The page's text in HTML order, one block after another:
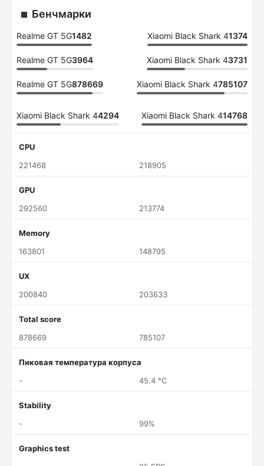
Бенчмарки
Realme GT 5G1482 Xiaomi Black Shark 41374
Realme GT 5G3964 Xiaomi Black Shark 43731
Realme GT 5G878669 Xiaomi Black Shark 4785107
Xiaomi Black Shark 44294 Xiaomi Black Shark 414768
CPU
221468
218905
GPU
292560
213774
Memory
163801
148795
UX
200840
203633
Total score
878669
785107
Пиковая температура корпуса
-
45.4 °C
Stability
-
99%
Graphics test